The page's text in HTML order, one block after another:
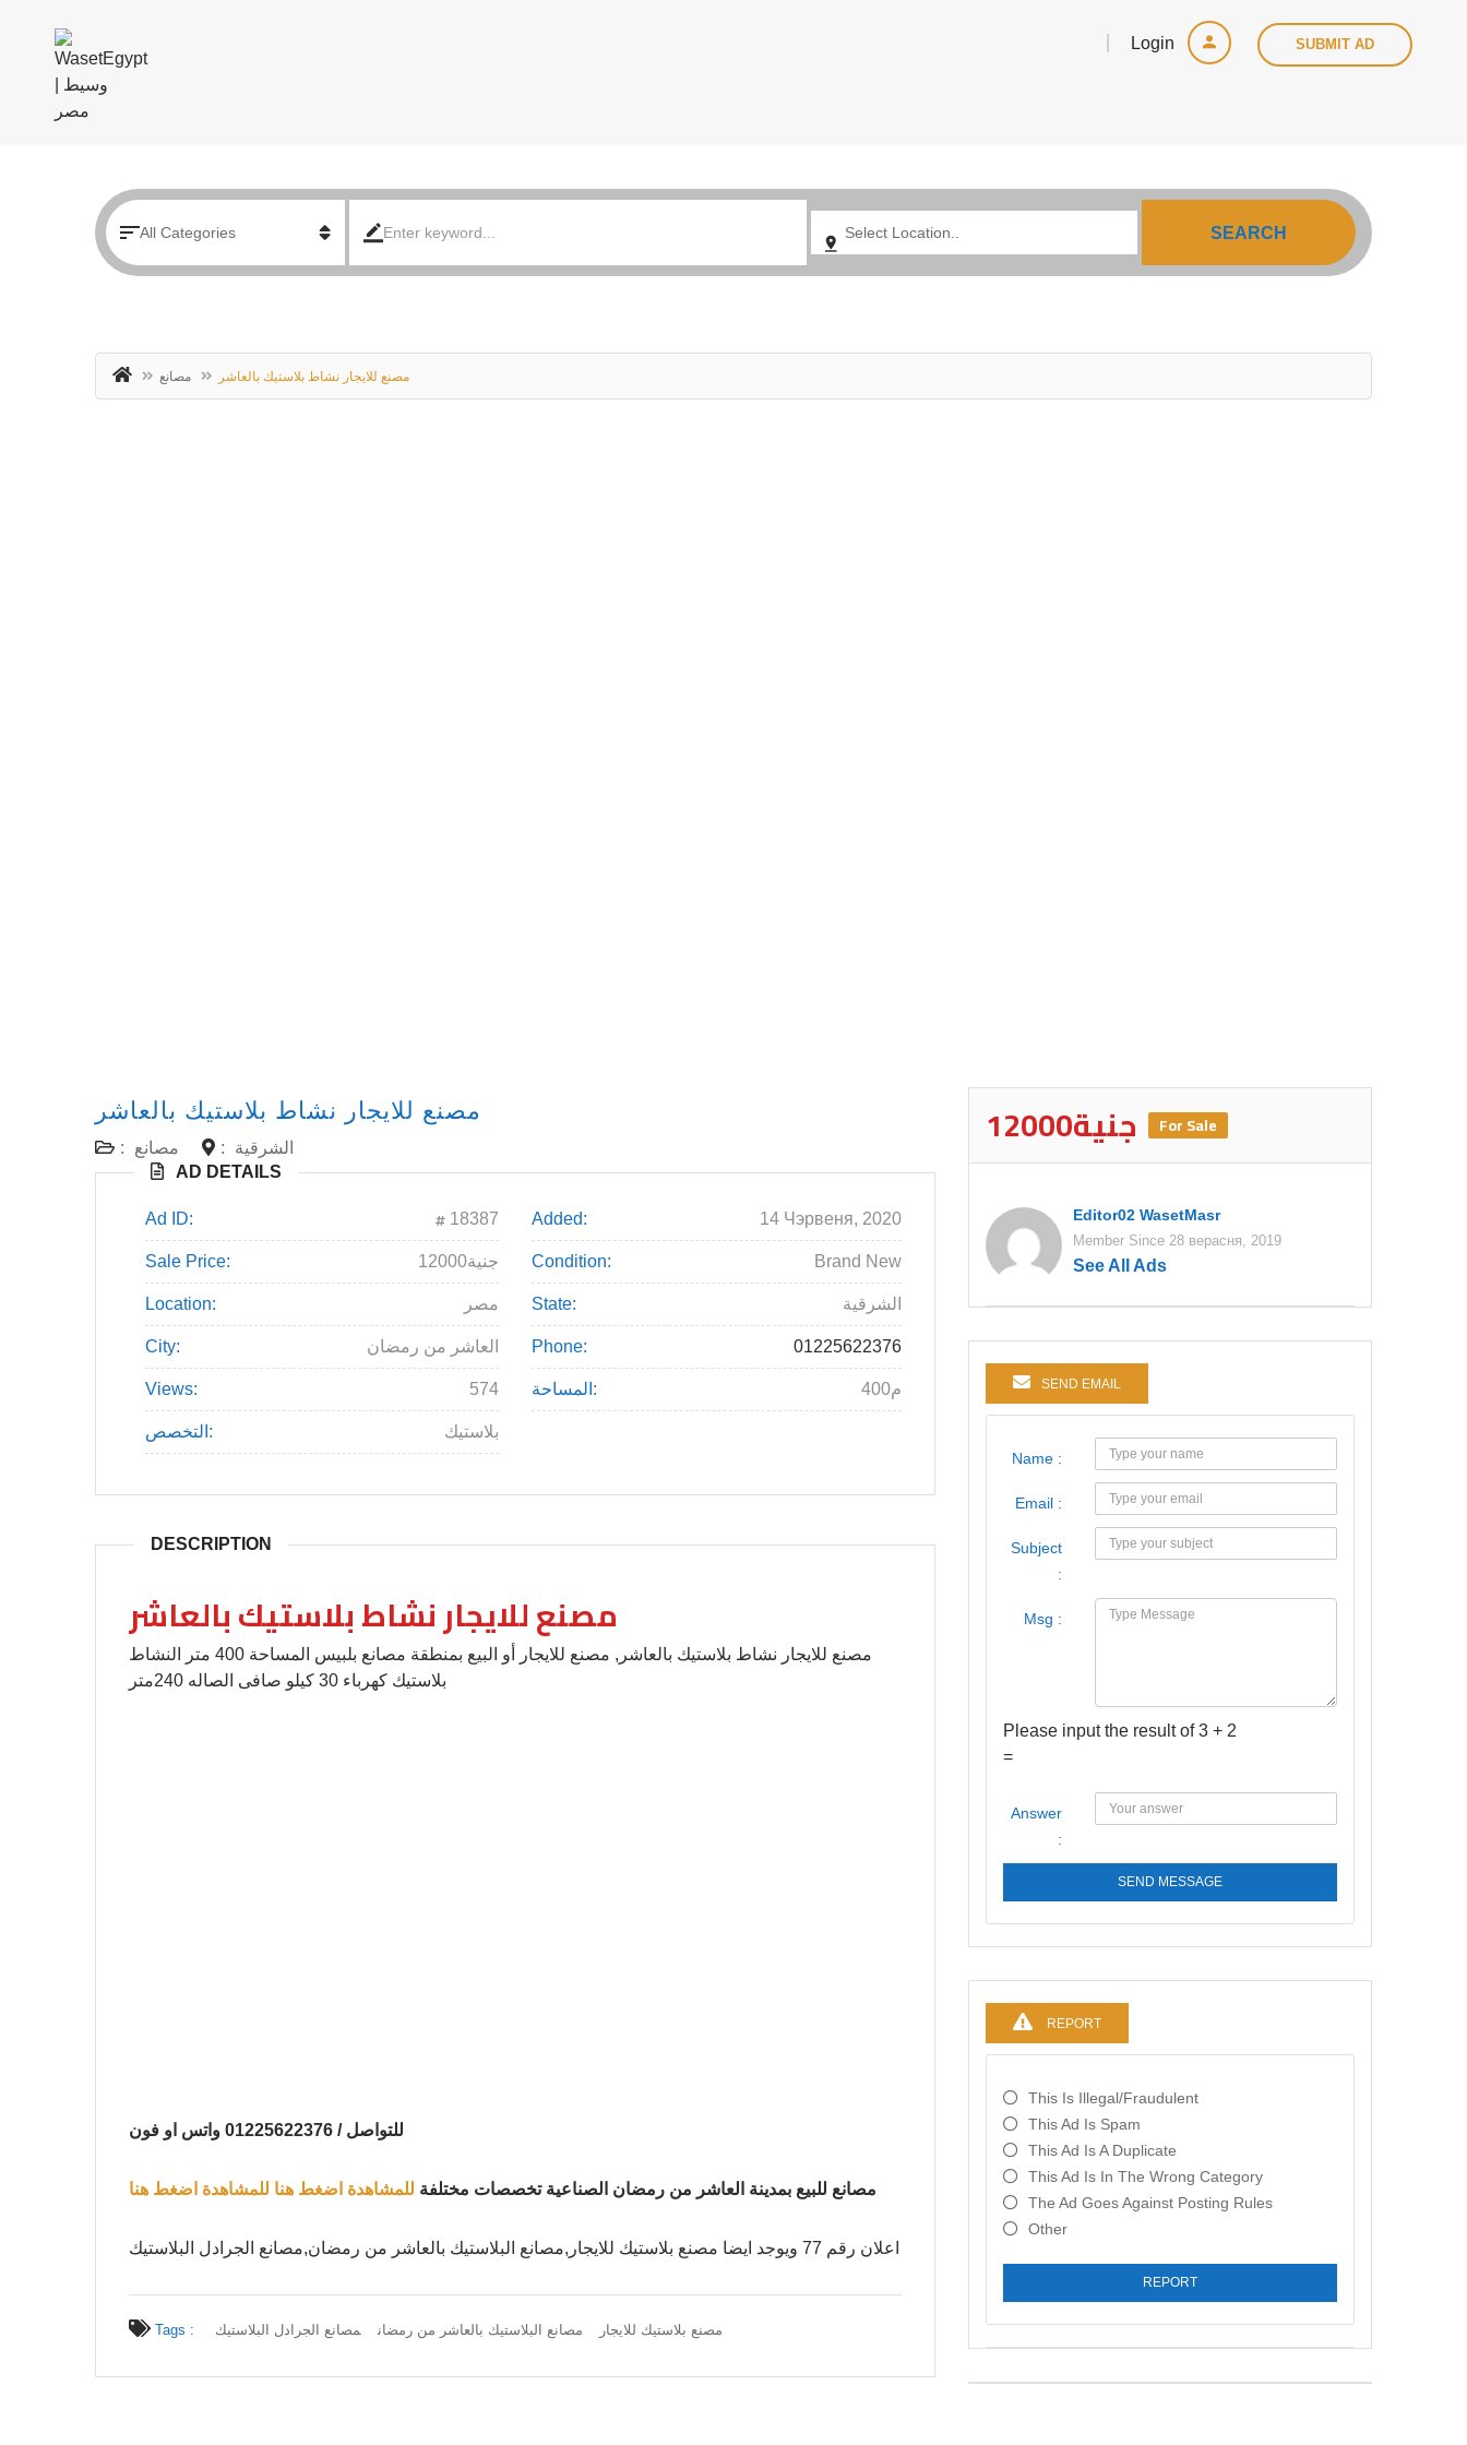
Login SUBMIT AD
SEARCH
مصانع مصنع للايجار نشاط بلاستيك بالعاشر
مصنع للايجار نشاط بلاستيك بالعاشر
: مصانع :
الشرقية
AD DETAILS
Ad ID: 18387 Added: 14 Чэрвеня, 2020
Sale Price: 12000جنية Condition: Brand New
Location: مصر State: الشرقية
City: العاشر من رمضان Phone: 01225622376
Views: 574 المساحة: 400م
التخصص: بلاستيك
DESCRIPTION
مصنع للايجار نشاط بلاستيك بالعاشر
مصنع للايجار نشاط بلاستيك بالعاشر, مصنع للايجار أو البيع بمنطقة مصانع بلبيس المساحة 400 متر النشاط
بلاستيك كهرباء 30 كيلو صافى الصاله 240متر
للتواصل / 01225622376 واتس او فون
مصانع للبيع بمدينة العاشر من رمضان الصناعية تخصصات مختلفة للمشاهدة اضغط هنا للمشاهدة اضغط هنا
اعلان رقم 77 ويوجد ايضا مصنع بلاستيك للايجار,مصانع البلاستيك بالعاشر من رمضان,مصانع الجرادل البلاستيك
Tags : مصنع بلاستيك للايجار مصانع البلاستيك بالعاشر من رمضان مصانع الجرادل البلاستيك
12000جنية For Sale
Editor02 WasetMasr
Member Since 28 верасня, 2019
See All Ads
SEND EMAIL
Name :
Email :
Subject
:
Msg :
Please input the result of 3 + 2
=
Answer
:
SEND MESSAGE
REPORT
This Is Illegal/fraudulent
This Ad Is Spam
This Ad Is A Duplicate
This Ad Is In The Wrong Category
The Ad Goes Against Posting Rules
Other
REPORT